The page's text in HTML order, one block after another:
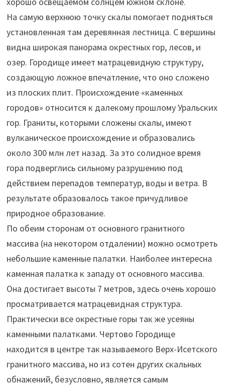
На самую верхнюю точку скалы помогает подняться
установленная там деревянная лестница. С вершины
видна широкая панорама окрестных гор, лесов, и
озер. Городище имеет матрацевидную структуру,
создающую ложное впечатление, что оно сложено
из плоских плит. Происхождение «каменных
городов» относится к далекому прошлому Уральских
гор. Граниты, которыми сложены скалы, имеют
вулканическое происхождение и образовались
около 300 млн лет назад. За это солидное время
гора подверглись сильному разрушению под
действием перепадов температур, воды и ветра. В
результате образовалось такое причудливое
природное образование.
По обеим сторонам от основного гранитного
массива (на некотором отдалении) можно осмотреть
небольшие каменные палатки. Наиболее интересна
каменная палатка к западу от основного массива.
Она достигает высоты 7 метров, здесь очень хорошо
просматривается матрацевидная структура.
Практически все окрестные горы так же усеяны
каменными палатками. Чертово Городище
находится в центре так называемого Верх-Исетского
гранитного массива, но из сотен других скальных
обнажений, безусловно, является самым